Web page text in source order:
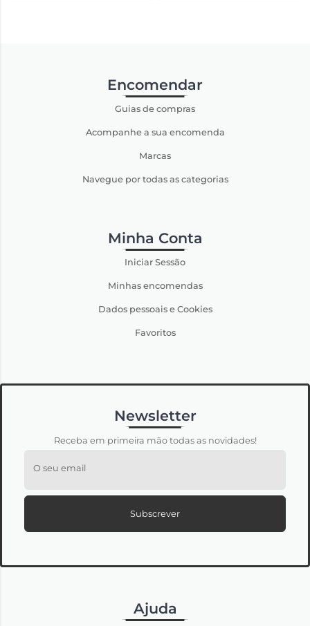
Encomendar
Guias de compras
Acompanhe a sua encomenda
Marcas
Navegue por todas as categorias
Minha Conta
Iniciar Sessão
Minhas encomendas
Dados pessoais e Cookies
Favoritos
Newsletter
Receba em primeira mão todas as novidades!
O seu email
Subscrever
Ajuda